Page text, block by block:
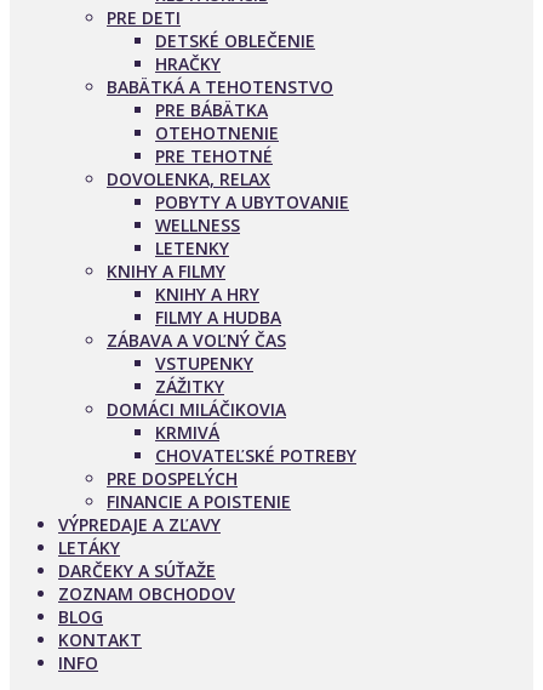
PRE DETI
DETSKÉ OBLEČENIE
HRAČKY
BABÄTKÁ A TEHOTENSTVO
PRE BÁBÄTKA
OTEHOTNENIE
PRE TEHOTNÉ
DOVOLENKA, RELAX
POBYTY A UBYTOVANIE
WELLNESS
LETENKY
KNIHY A FILMY
KNIHY A HRY
FILMY A HUDBA
ZÁBAVA A VOĽNÝ ČAS
VSTUPENKY
ZÁŽITKY
DOMÁCI MILÁČIKOVIA
KRMIVÁ
CHOVATEĽSKÉ POTREBY
PRE DOSPELÝCH
FINANCIE A POISTENIE
VÝPREDAJE A ZĽAVY
LETÁKY
DARČEKY A SÚŤAŽE
ZOZNAM OBCHODOV
BLOG
KONTAKT
INFO